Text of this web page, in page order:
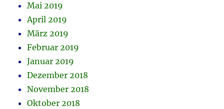
Mai 2019
April 2019
März 2019
Februar 2019
Januar 2019
Dezember 2018
November 2018
Oktober 2018